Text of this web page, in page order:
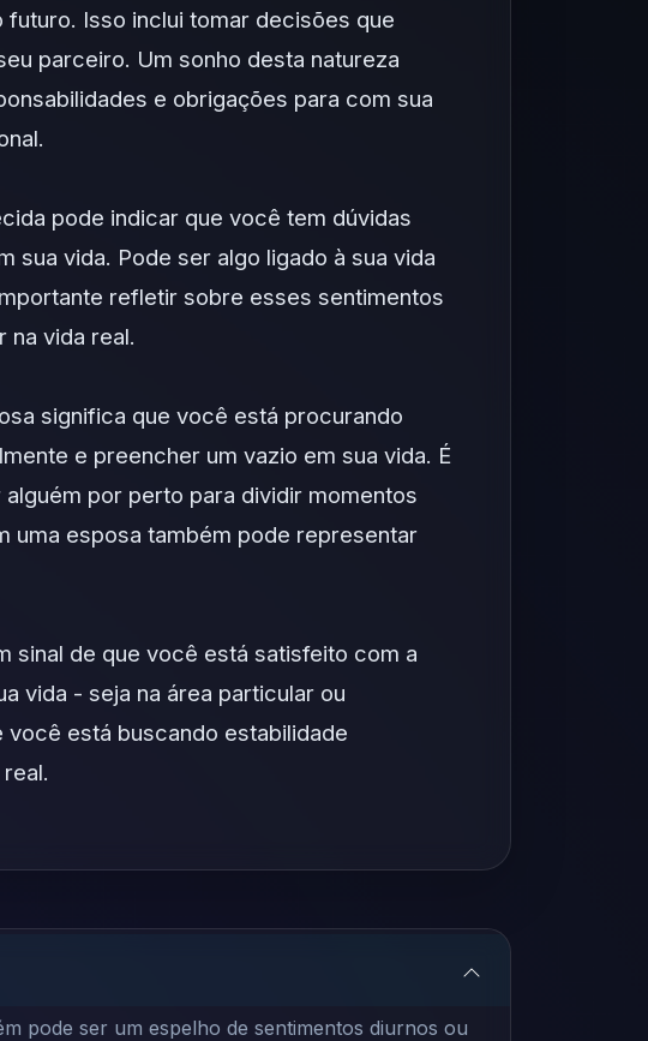
Isso inclui tomar decisões que
parceiro. Um sonho desta natureza
e obrigações para com sua
pode indicar que você tem dúvidas
sua vida. Pode ser algo ligado à sua vida
refletir sobre esses sentimentos
na vida real.
significa que você está procurando
e preencher um vazio em sua vida. É
por perto para dividir momentos
uma esposa também pode representar
sinal de que você está satisfeito com a
vida - seja na área particular ou
está buscando estabilidade
pode ser um espelho de sentimentos diurnos ou